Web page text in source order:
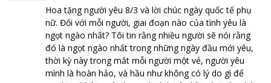
Hoa tặng người yêu 8/3 và lời chúc ngày quốc tế phụ
nữ. Đối với mỗi người, giai đoạn nào của tình yêu là
ngọt ngào nhất? Tôi tin rằng nhiều người sẽ nói rằng
đó là ngọt ngào nhất trong những ngày đầu mới yêu,
thời kỳ này trong mắt mỗi người một vẻ, người yêu
mình là hoàn hảo, và hầu như không có lý do gì để